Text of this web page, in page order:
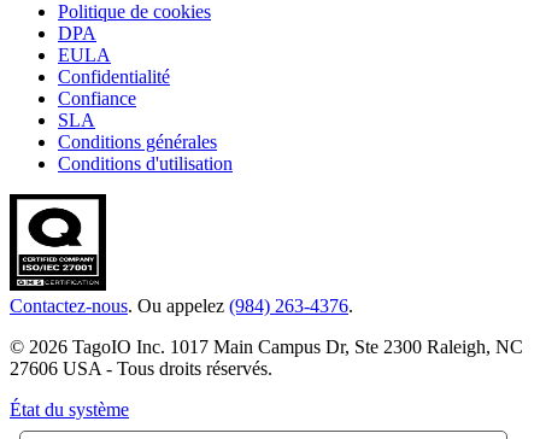
Politique de cookies
DPA
EULA
Confidentialité
Confiance
SLA
Conditions générales
Conditions d'utilisation
Contactez-nous. Ou appelez (984) 263-4376.
© 2026 TagoIO Inc. 1017 Main Campus Dr, Ste 2300 Raleigh, NC
27606 USA - Tous droits réservés.
État du système